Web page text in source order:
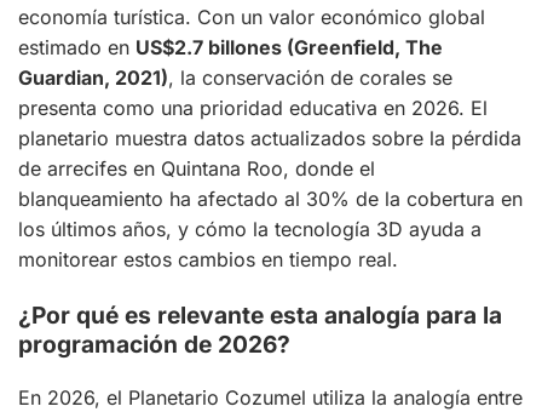
economía turística. Con un valor económico global
estimado en US$2.7 billones (Greenfield, The
Guardian, 2021), la conservación de corales se
presenta como una prioridad educativa en 2026. El
planetario muestra datos actualizados sobre la pérdida
de arrecifes en Quintana Roo, donde el
blanqueamiento ha afectado al 30% de la cobertura en
los últimos años, y cómo la tecnología 3D ayuda a
monitorear estos cambios en tiempo real.
¿Por qué es relevante esta analogía para la
programación de 2026?
En 2026, el Planetario Cozumel utiliza la analogía entre